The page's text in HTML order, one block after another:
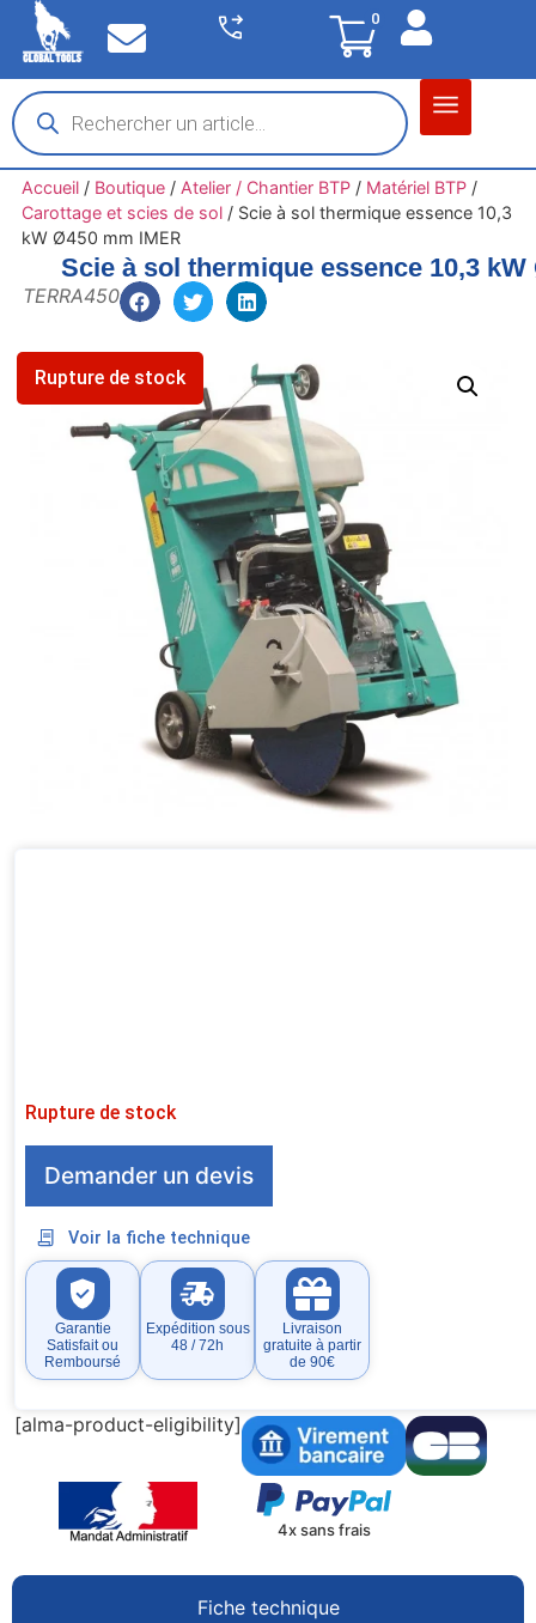
0
Accueil/ Boutique/ Atelier / Chantier BTP/ Matériel BTP/
Carottage et scies de sol/ Scie à sol thermique essence 10,3
kW Ø450 mm IMER
Rupture de stock
Scie à sol thermique essence 10,3
TERRA450
Rupture de stock
Demander un devis
Voir la fiche technique
Garantie
Satisfait ou
Remboursé
Expédition sous
48 / 72h
Livraison
gratuite à partir
de 90€
[alma-product-eligibility]
4x sans frais
Fiche technique